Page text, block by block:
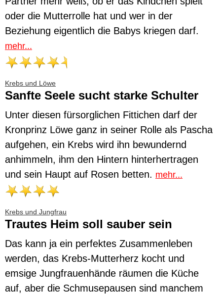
oder die Mutterrolle hat und wer in der
Beziehung eigentlich die Babys kriegen darf.
mehr...
Krebs und Löwe
Sanfte Seele sucht starke Schulter
Unter diesen fürsorglichen Fittichen darf der
Kronprinz Löwe ganz in seiner Rolle als Pascha
aufgehen, ein Krebs wird ihn bewundernd
anhimmeln, ihm den Hintern hinterhertragen
und sein Haupt auf Rosen betten. mehr...
Krebs und Jungfrau
Trautes Heim soll sauber sein
Das kann ja ein perfektes Zusammenleben
werden, das Krebs-Mutterherz kocht und
emsige Jungfrauenhände räumen die Küche
auf, aber die Schmusepausen sind manchem